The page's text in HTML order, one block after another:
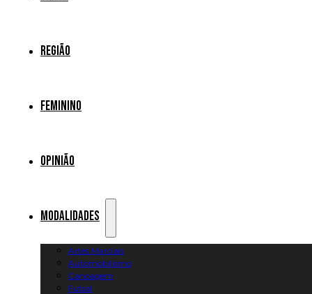
Região
Feminino
Opinião
Modalidades
Artes Marciais
Automobilismo
Canoagem
Futsal